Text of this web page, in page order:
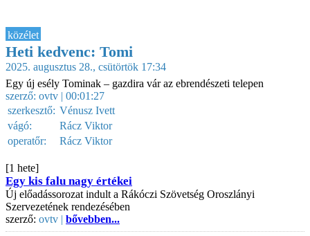
közélet
Heti kedvenc: Tomi
2025. augusztus 28., csütörtök 17:34
Egy új esély Tominak – gazdira vár az ebrendészeti telepen
szerző: ovtv | 00:01:27
szerkesztő: Vénusz Ivett
vágó:
Rácz Viktor
operatőr:
Rácz Viktor
[1 hete]
Egy kis falu nagy értékei
Új előadássorozat indult a Rákóczi Szövetség Oroszlányi
Szervezetének rendezésében
szerző: ovtv | bővebben...